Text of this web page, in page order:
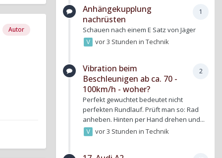
Autor
1
Anhängekupplung
nachrüsten
Schauen nach einem E Satz von Jäger
vor 3 Stunden inTechnik
2
Vibration beim
Beschleunigen ab ca. 70 -
100km/h - woher?
Perfekt gewuchtet bedeutet nicht
perfekten Rundlauf. Prüft man so: Rad
anheben. Hinten per Hand drehen und...
vor 3 Stunden inTechnik